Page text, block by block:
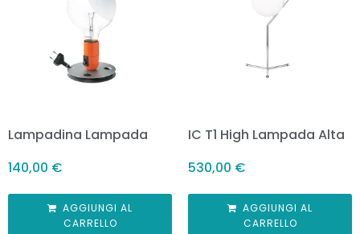
Lampadina Lampada
140,00 €
AGGIUNGI AL
CARRELLO
IC T1 High Lampada Alta
530,00 €
AGGIUNGI AL
CARRELLO